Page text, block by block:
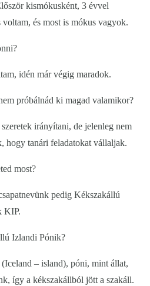
kismókusként, 3 évvel
és most is mókus vagyok.
idén már végig maradok.
próbálnád ki magad valamikor?
irányítani, de jelenleg nem
hogy tanári feladatokat vállaljak.
most?
pedig Kékszakállú
KIP.
Izlandi Pónik?
– island), póni, mint állat,
így a kékszakállból jött a szakáll.